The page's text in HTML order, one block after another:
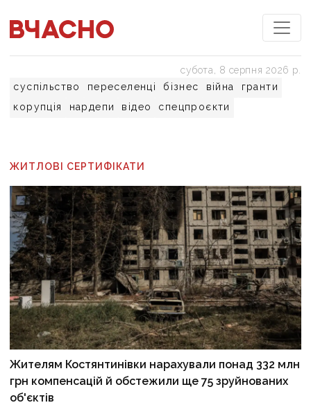
суспільство переселенці бізнес війна
гранти
корупція
нардепи відео спецпроєкти
субота, 8 серпня 2026 р.
ЖИТЛОВІ СЕРТИФІКАТИ
Жителям Костянтинівки нарахували понад 332 млн
грн компенсацій й обстежили ще 75 зруйнованих
об'єктів